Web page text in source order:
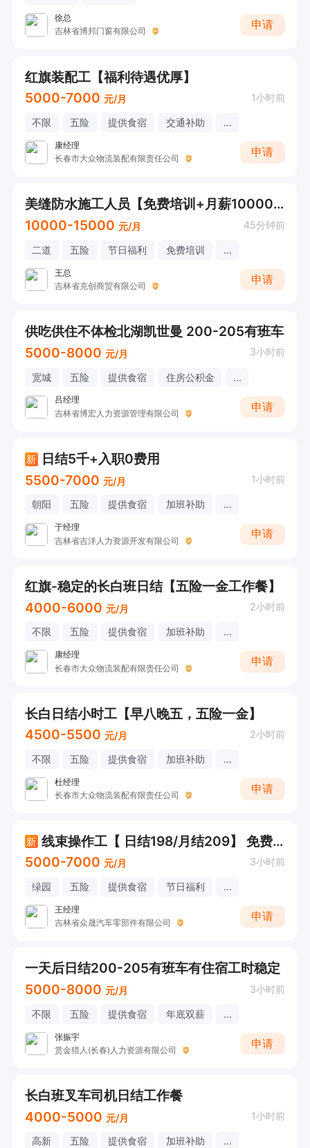
徐总
吉林省博邦门窗有限公司
申请
红旗装配工【福利待遇优厚】
5000-7000 元/月 1小时前
不限 五险 提供食宿 交通补助 ...
康经理
长春市大众物流装配有限责任公司
申请
美缝防水施工人员【免费培训+月薪10000+】
10000-15000 元/月 45分钟前
二道 五险 节日福利 免费培训 ...
王总
吉林省克创商贸有限公司
申请
供吃供住不体检北湖凯世曼 200-205有班车
5000-8000 元/月 3小时前
宽城 五险 提供食宿 住房公积金 ...
吕经理
吉林省博宏人力资源管理有限公司
申请
新
日结5千+入职0费用
5500-7000 元/月 1小时前
朝阳 五险 提供食宿 加班补助 ...
于经理
吉林省吉洋人力资源开发有限公司
申请
红旗-稳定的长白班日结【五险一金工作餐】
4000-6000 元/月 2小时前
不限 五险 提供食宿 加班补助 ...
康经理
长春市大众物流装配有限责任公司
申请
长白日结小时工【早八晚五，五险一金】
4500-5500 元/月 2小时前
不限 五险 提供食宿 加班补助 ...
杜经理
长春市大众物流装配有限责任公司
申请
新
线束操作工【 日结198/月结209】 免费吃住
5000-7000 元/月 3小时前
绿园 五险 提供食宿 节日福利 ...
王经理
吉林省众晟汽车零部件有限公司
申请
一天后日结200-205有班车有住宿工时稳定
5000-8000 元/月 3小时前
不限 五险 提供食宿 年底双薪 ...
张振宇
赏金猎人(长春)人力资源有限公司
申请
长白班叉车司机日结工作餐
4000-5000 元/月 1小时前
高新 五险 提供食宿 加班补助 ...